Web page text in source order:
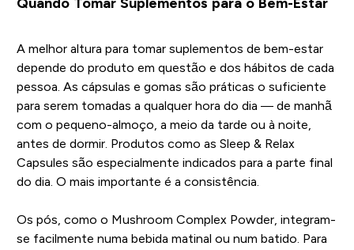
Quando Tomar Suplementos para o Bem-Estar
A melhor altura para tomar suplementos de bem-estar
depende do produto em questão e dos hábitos de cada
pessoa. As cápsulas e gomas são práticas o suficiente
para serem tomadas a qualquer hora do dia — de manhã
com o pequeno-almoço, a meio da tarde ou à noite,
antes de dormir. Produtos como as Sleep & Relax
Capsules são especialmente indicados para a parte final
do dia. O mais importante é a consistência.
Os pós, como o Mushroom Complex Powder, integram-
se facilmente numa bebida matinal ou num batido. Para